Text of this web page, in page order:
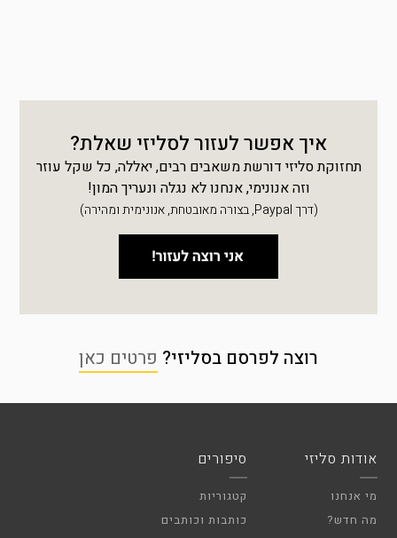
איך אפשר לעזור לסליזי שאלת?
תחזוקת סליזי דורשת משאבים רבים, יאללה, כל שקל עוזר
וזה אנונימי, אנחנו לא נגלה ונעריך המון!
(דרך Paypal, בצורה מאובטחת, אנונימית ומהירה)
רוצה לפרסם בסליזי? פרטים כאן
אודות סליזי
מי אנחנו
מה חדש?
סיפורים
קטגוריות
כותבות וכותבים